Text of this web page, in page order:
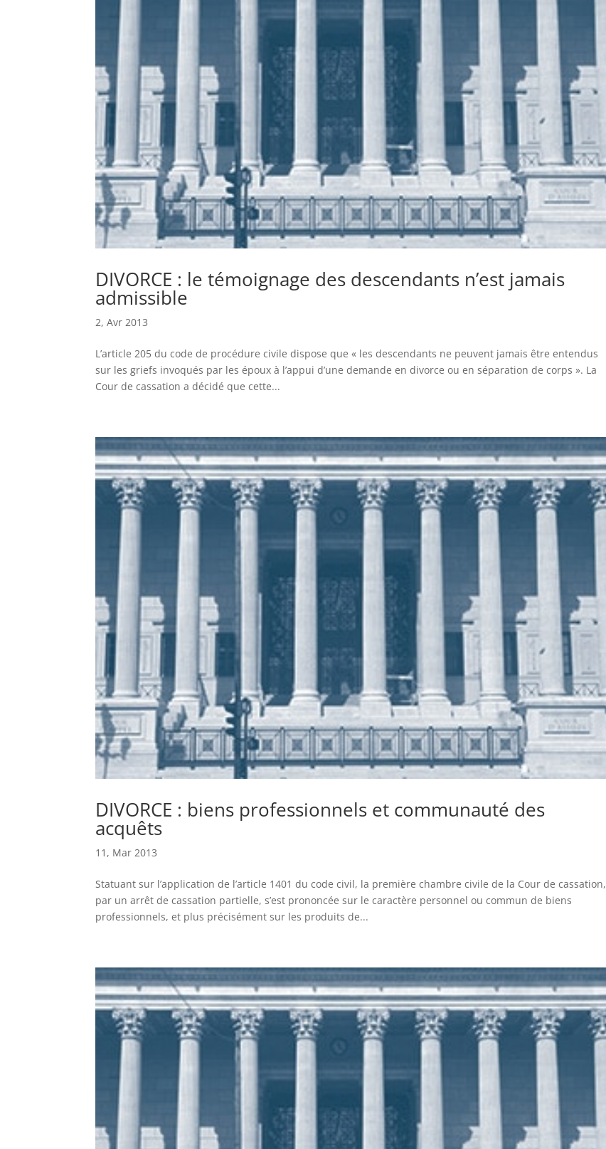
DIVORCE : le témoignage des descendants n’est jamais
admissible
2, Avr 2013
L’article 205 du code de procédure civile dispose que « les descendants ne peuvent jamais être entendus
sur les griefs invoqués par les époux à l’appui d’une demande en divorce ou en séparation de corps ». La
Cour de cassation a décidé que cette...
DIVORCE : biens professionnels et communauté des
acquêts
11, Mar 2013
Statuant sur l’application de l’article 1401 du code civil, la première chambre civile de la Cour de cassation,
par un arrêt de cassation partielle, s’est prononcée sur le caractère personnel ou commun de biens
professionnels, et plus précisément sur les produits de...